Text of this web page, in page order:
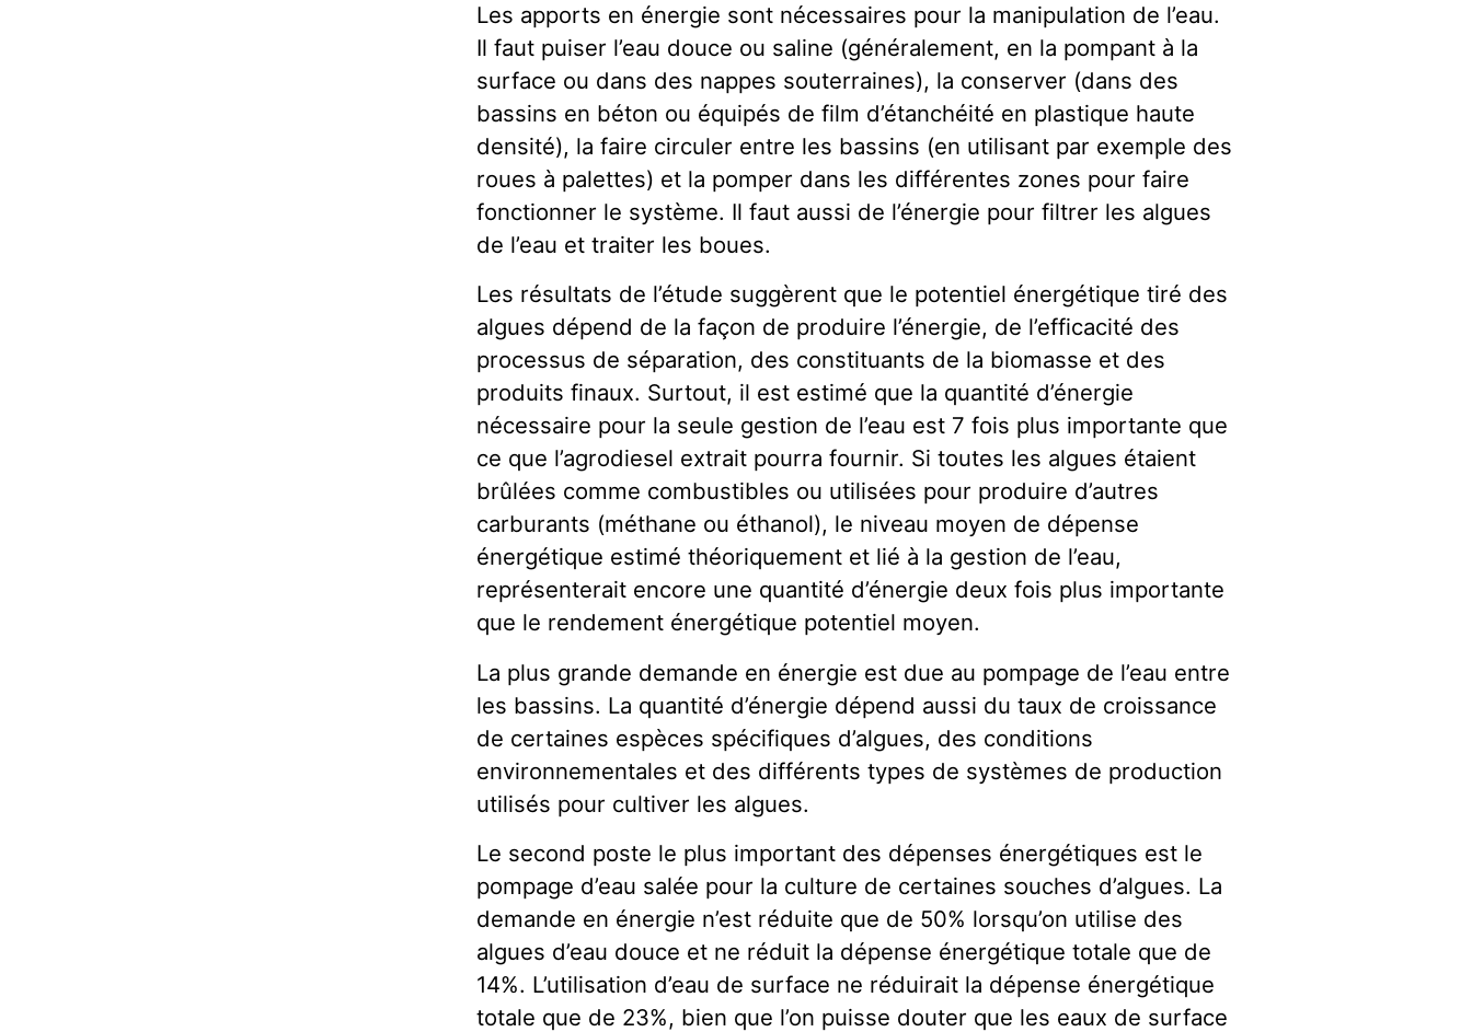
Les apports en énergie sont nécessaires pour la manipulation de l’eau.
Il faut puiser l’eau douce ou saline (généralement, en la pompant à la
surface ou dans des nappes souterraines), la conserver (dans des
bassins en béton ou équipés de film d’étanchéité en plastique haute
densité), la faire circuler entre les bassins (en utilisant par exemple des
roues à palettes) et la pomper dans les différentes zones pour faire
fonctionner le système. Il faut aussi de l’énergie pour filtrer les algues
de l’eau et traiter les boues.
Les résultats de l’étude suggèrent que le potentiel énergétique tiré des
algues dépend de la façon de produire l’énergie, de l’efficacité des
processus de séparation, des constituants de la biomasse et des
produits finaux. Surtout, il est estimé que la quantité d’énergie
nécessaire pour la seule gestion de l’eau est 7 fois plus importante que
ce que l’agrodiesel extrait pourra fournir. Si toutes les algues étaient
brûlées comme combustibles ou utilisées pour produire d’autres
carburants (méthane ou éthanol), le niveau moyen de dépense
énergétique estimé théoriquement et lié à la gestion de l’eau,
représenterait encore une quantité d’énergie deux fois plus importante
que le rendement énergétique potentiel moyen.
La plus grande demande en énergie est due au pompage de l’eau entre
les bassins. La quantité d’énergie dépend aussi du taux de croissance
de certaines espèces spécifiques d’algues, des conditions
environnementales et des différents types de systèmes de production
utilisés pour cultiver les algues.
Le second poste le plus important des dépenses énergétiques est le
pompage d’eau salée pour la culture de certaines souches d’algues. La
demande en énergie n’est réduite que de 50% lorsqu’on utilise des
algues d’eau douce et ne réduit la dépense énergétique totale que de
14%. L’utilisation d’eau de surface ne réduirait la dépense énergétique
totale que de 23%, bien que l’on puisse douter que les eaux de surface